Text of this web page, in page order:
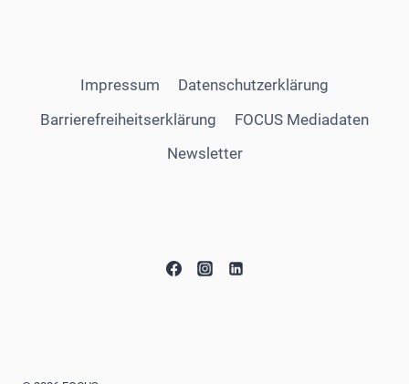
Impressum
Datenschutzerklärung
Barrierefreiheitserklärung
FOCUS Mediadaten
Newsletter